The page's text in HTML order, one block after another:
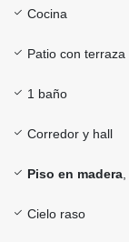
Cocina
Patio con terraza
1 baño
Corredor y hall
Piso en madera
Cielo raso